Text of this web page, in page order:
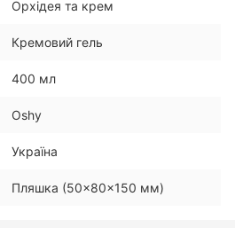
Орхідея та крем
Кремовий гель
400 мл
Oshy
Україна
Пляшка (50×80×150 мм)